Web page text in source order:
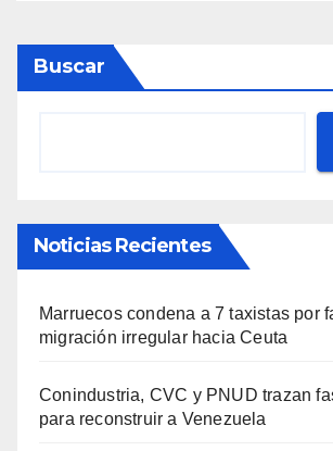
Buscar
Noticias Recientes
Marruecos condena a 7 taxistas por
migración irregular hacia Ceuta
Conindustria, CVC y PNUD trazan
para reconstruir a Venezuela